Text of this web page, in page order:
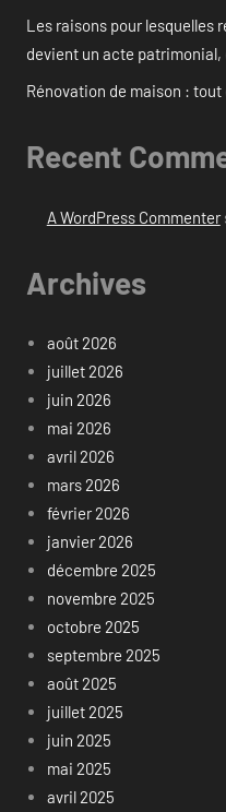
Les raisons pour lesquelles
devient un acte
Rénovation de maison : tout
Recent
A WordPress Commenter
Archives
août 2026
juillet 2026
juin 2026
mai 2026
avril 2026
mars 2026
février 2026
janvier 2026
décembre 2025
novembre 2025
octobre 2025
septembre 2025
août 2025
juillet 2025
juin 2025
mai 2025
avril 2025